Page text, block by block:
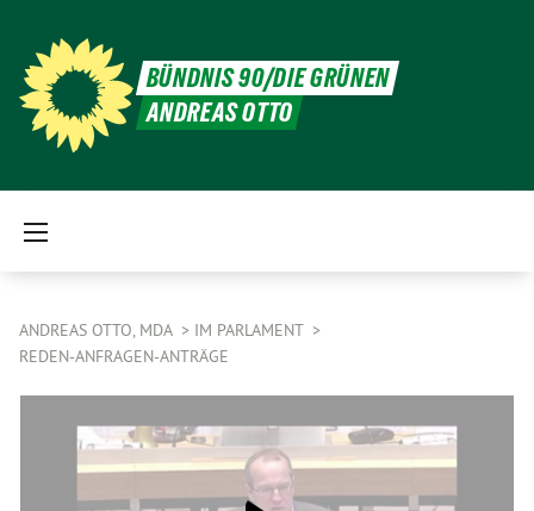
BÜNDNIS 90/DIE GRÜNEN
ANDREAS OTTO
ANDREAS OTTO, MDA
IM PARLAMENT
REDEN-ANFRAGEN-ANTRÄGE